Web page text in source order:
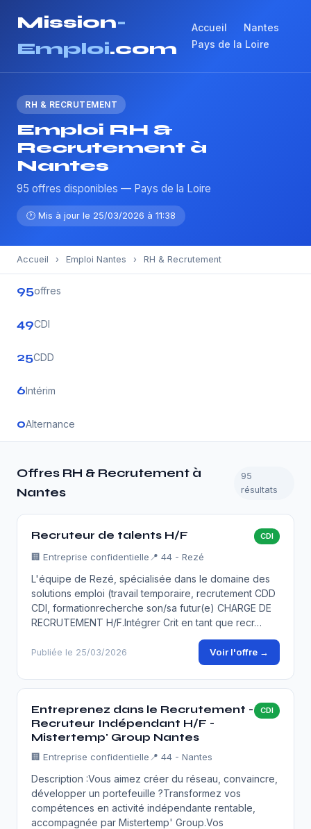
Mission-
Emploi.com
Accueil
Nantes
Pays de la Loire
RH & RECRUTEMENT
Emploi RH &
Recrutement à
Nantes
95 offres disponibles — Pays de la Loire
🕐 Mis à jour le 25/03/2026 à 11:38
Accueil › Emploi Nantes › RH & Recrutement
95offres
49CDI
25CDD
6Intérim
0Alternance
Offres RH & Recrutement à
Nantes
95
résultats
Recruteur de talents H/F CDI
🏢 Entreprise confidentielle 📍 44 - Rezé
L'équipe de Rezé, spécialisée dans le domaine des
solutions emploi (travail temporaire, recrutement CDD
CDI, formationrecherche son/sa futur(e) CHARGE DE
RECRUTEMENT H/F.Intégrer Crit en tant que recr…
Publiée le 25/03/2026 Voir l'offre →
Entreprenez dans le Recrutement -
Recruteur Indépendant H/F -
Mistertemp' Group Nantes
CDI
🏢 Entreprise confidentielle 📍 44 - Nantes
Description :Vous aimez créer du réseau, convaincre,
développer un portefeuille ?Transformez vos
compétences en activité indépendante rentable,
accompagnée par Mistertemp' Group.Vos